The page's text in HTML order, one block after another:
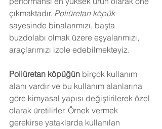
çıkmaktadır. Poliüretan köpük
sayesinde binalarımızı, başta
buzdolabı olmak üzere eşyalarımızı,
araçlarımızı izole edebilmekteyiz.
Poliüretan köpüğün birçok kullanım
alanı vardır ve bu kullanım alanlarına
göre kimyasal yapısı değiştirilerek özel
olarak üretilirler. Örnek vermek
gerekirse yataklarda kullanılan